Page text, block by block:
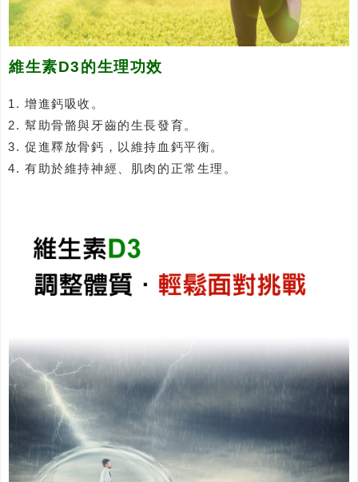
維生素D3的生理功效
增進鈣吸收。
幫助骨骼與牙齒的生長發育。
促進釋放骨鈣，以維持血鈣平衡。
有助於維持神經、肌肉的正常生理。